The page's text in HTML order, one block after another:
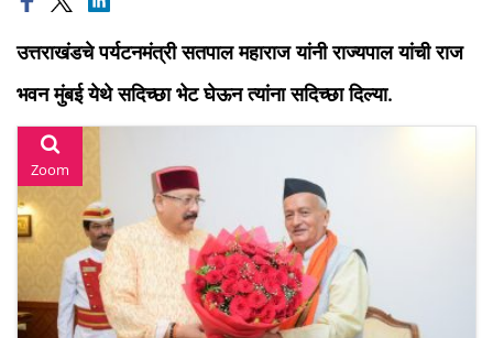
उत्तराखंडचे पर्यटनमंत्री सतपाल महाराज यांनी राज्यपाल यांची राज
भवन मुंबई येथे सदिच्छा भेट घेऊन त्यांना सदिच्छा दिल्या.
Zoom